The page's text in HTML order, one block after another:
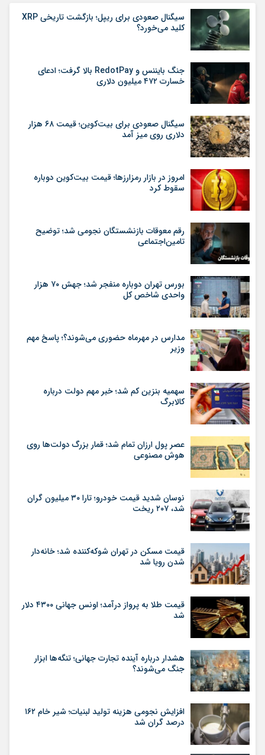
سیگنال صعودی برای ریپل؛ بازگشت تاریخی XRP
کلید می‌خورد؟
جنگ بایننس و RedotPay بالا گرفت؛ ادعای
خسارت ۴۷۲ میلیون دلاری
سیگنال صعودی برای بیت‌کوین؛ قیمت ۶۸ هزار
دلاری روی میز آمد
امروز در بازار رمزارزها؛ قیمت بیت‌کوین دوباره
سقوط کرد
رقم معوقات بازنشستگان نجومی شد؛ توضیح
تامین‌اجتماعی
بورس تهران دوباره منفجر شد؛ جهش ۷۰ هزار
واحدی شاخص کل
مدارس در مهرماه حضوری می‌شوند؟؛ پاسخ مهم
وزیر
سهمیه بنزین کم شد؛ خبر مهم دولت درباره
کالابرگ
عصر پول ارزان تمام شد؛ قمار بزرگ دولت‌ها روی
هوش مصنوعی
نوسان شدید قیمت خودرو؛ تارا ۳۰ میلیون گران
شد، ۲۰۷ ریخت
قیمت مسکن در تهران شوکه‌کننده شد؛ خانه‌دار
شدن رویا شد
قیمت طلا به پرواز درآمد؛ اونس جهانی ۴۳۰۰ دلار
شد
هشدار درباره آینده تجارت جهانی؛ تنگه‌ها ابزار
جنگ می‌شوند؟
افزایش نجومی هزینه تولید لبنیات؛ شیر خام ۱۶۲
درصد گران شد